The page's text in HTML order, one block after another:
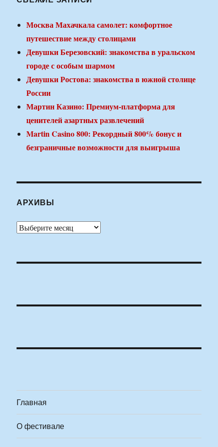
Москва Махачкала самолет: комфортное
путешествие между столицами
Девушки Березовский: знакомства в уральском
городе с особым шармом
Девушки Ростова: знакомства в южной столице
России
Мартин Казино: Премиум-платформа для
ценителей азартных развлечений
Martin Casino 800: Рекордный 800% бонус и
безграничные возможности для выигрыша
АРХИВЫ
Архивы
Главная
О фестивале